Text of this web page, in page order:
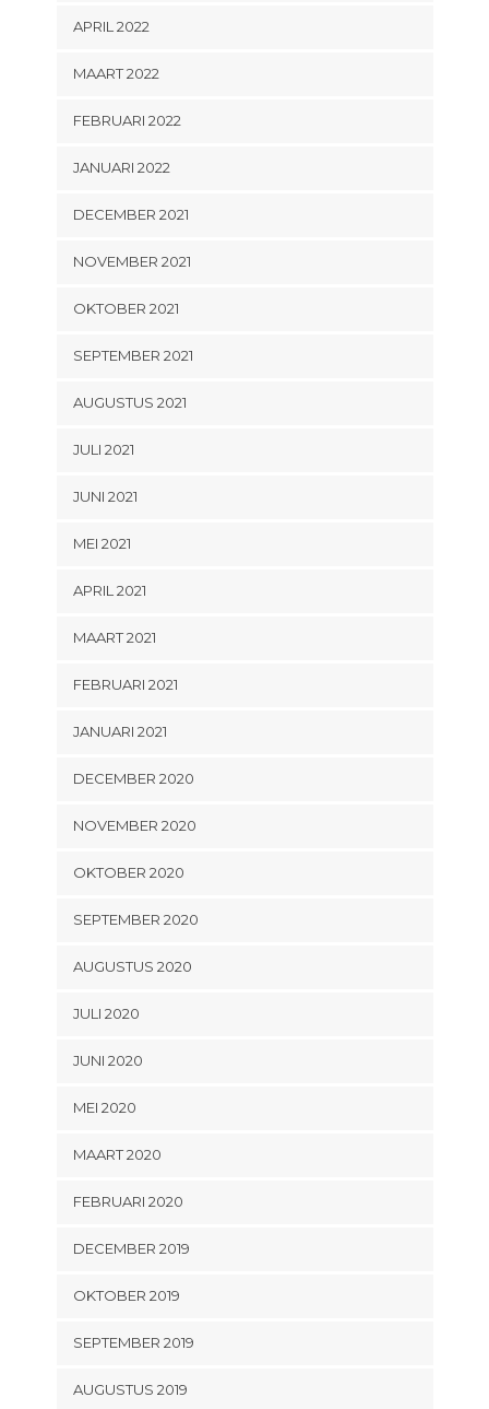
APRIL 2022
MAART 2022
FEBRUARI 2022
JANUARI 2022
DECEMBER 2021
NOVEMBER 2021
OKTOBER 2021
SEPTEMBER 2021
AUGUSTUS 2021
JULI 2021
JUNI 2021
MEI 2021
APRIL 2021
MAART 2021
FEBRUARI 2021
JANUARI 2021
DECEMBER 2020
NOVEMBER 2020
OKTOBER 2020
SEPTEMBER 2020
AUGUSTUS 2020
JULI 2020
JUNI 2020
MEI 2020
MAART 2020
FEBRUARI 2020
DECEMBER 2019
OKTOBER 2019
SEPTEMBER 2019
AUGUSTUS 2019